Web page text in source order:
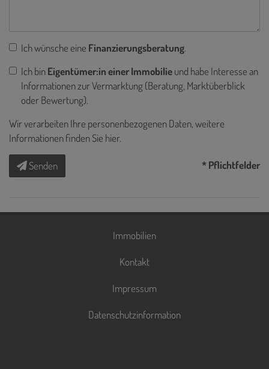
Ich wünsche eine Finanzierungsberatung.
Ich binEigentümer:in einer Immobilieund habe Interesse an
Informationen zur Vermarktung (Beratung, Marktüberblick
oder Bewertung).
Wir verarbeiten Ihre personenbezogenen Daten, weitere
Informationen finden Sie hier.
Senden * Pflichtfelder
Immobilien
Kontakt
Impressum
Datenschutzinformation